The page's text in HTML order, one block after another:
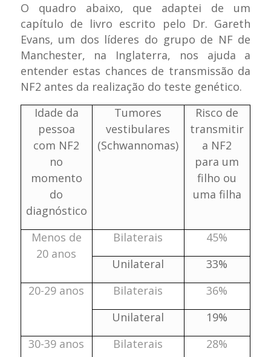
O quadro abaixo, que adaptei de um
capítulo de livro escrito pelo Dr. Gareth
Evans, um dos líderes do grupo de NF de
Manchester, na Inglaterra, nos ajuda a
entender estas chances de transmissão da
NF2 antes da realização do teste genético.
Idade da
pessoa
com NF2
no
momento
do
diagnóstico
Tumores
vestibulares
(Schwannomas)
Risco de
transmitir
a NF2
para um
filho ou
uma filha
Menos de
20 anos
Bilaterais
45%
Unilateral
33%
20-29 anos
Bilaterais
36%
Unilateral
19%
30-39 anos
Bilaterais
28%